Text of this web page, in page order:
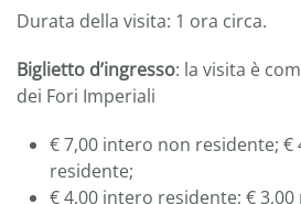
Durata della visita: 1 ora circa.
Biglietto d’ingresso: la visita è
dei Fori Imperiali
€ 7,00 intero non residente;
residente;
€ 4,00 intero residente; €